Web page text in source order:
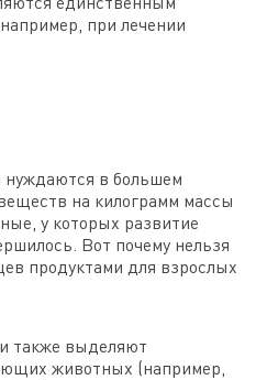
при лечении
в большем
на килограмм массы
у которых развитие
Вот почему нельзя
продуктами для взрослых
также выделяют
животных (например,